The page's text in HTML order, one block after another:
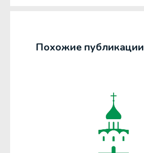
Похожие публикации